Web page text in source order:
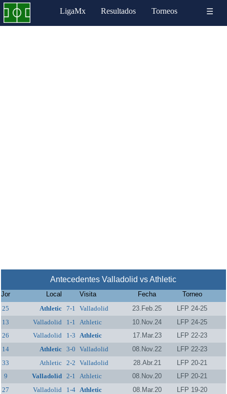
LigaMx Resultados Torneos ☰
Antecedentes Valladolid vs Athletic
Jor Local Visita Fecha
Torneo
25
Athletic 7-1 Valladolid 23.Feb.25
LFP 24-25
13
Valladolid 1-1 Athletic 10.Nov.24
LFP 24-25
26
Valladolid 1-3 Athletic 17.Mar.23
LFP 22-23
14
Athletic 3-0 Valladolid 08.Nov.22
LFP 22-23
33
Athletic 2-2 Valladolid 28.Abr.21
LFP 20-21
9
Valladolid 2-1 Athletic 08.Nov.20
LFP 20-21
27
Valladolid 1-4 Athletic 08.Mar.20
LFP 19-20